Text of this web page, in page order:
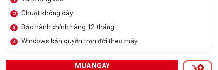
2 Chuột không dây
3 Bảo hành chính hãng 12 tháng
4 Windows bản quyền trọn đời theo máy
MUA NGAY